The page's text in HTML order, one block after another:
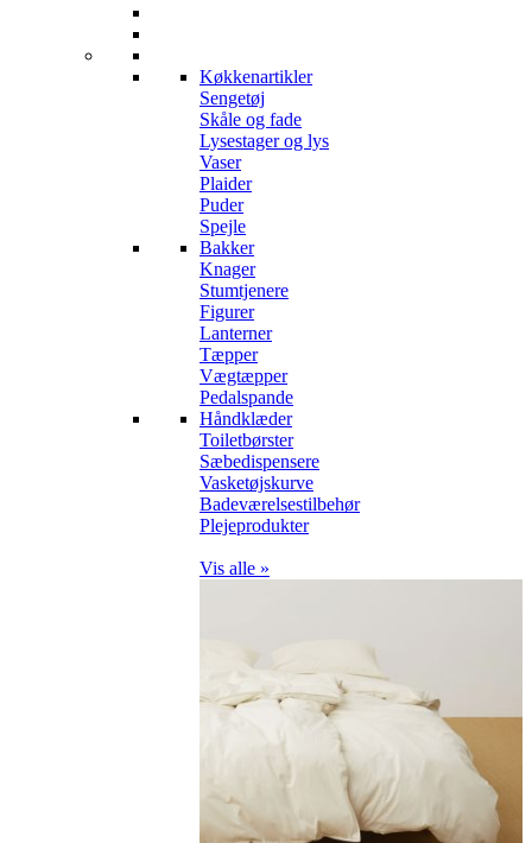
Køkkenartikler
Sengetøj
Skåle og fade
Lysestager og lys
Vaser
Plaider
Puder
Spejle
Bakker
Knager
Stumtjenere
Figurer
Lanterner
Tæpper
Vægtæpper
Pedalspande
Håndklæder
Toiletbørster
Sæbedispensere
Vasketøjskurve
Badeværelsestilbehør
Plejeprodukter
Vis alle »